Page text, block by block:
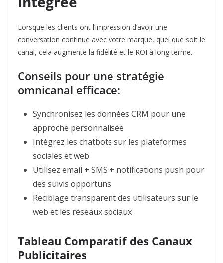
Lorsque les clients ont l’impression d’avoir une
conversation continue avec votre marque, quel que soit le
canal, cela augmente la fidélité et le ROI à long terme.​
Conseils pour une stratégie
omnicanal efficace:​
Synchronisez les données CRM pour une
approche personnalisée
Intégrez les chatbots sur les plateformes
sociales et web
Utilisez email + SMS + notifications push pour
des suivis opportuns
Reciblage transparent des utilisateurs sur le
web et les réseaux sociaux
Tableau Comparatif des Canaux
Publicitaires